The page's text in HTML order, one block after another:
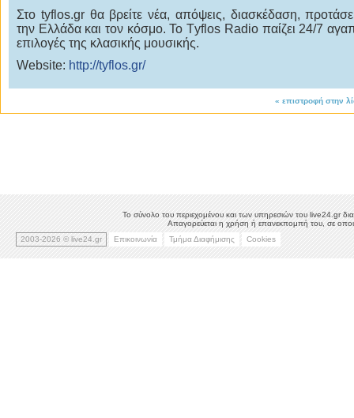
Στο tyflos.gr θα βρείτε νέα, απόψεις, διασκέδαση,
την Ελλάδα και τον κόσμο. Το Τyflos Radio παίζει 24/7
επιλογές της κλασικής μουσικής.
Website: http://tyflos.gr/
« επιστροφή στην
Το σύνολο του περιεχομένου και των υπηρεσιών του live24.gr
Απαγορεύεται η χρήση ή επανεκπομπή του, σε
2003-2026 © live24.gr
Επικοινωνία Τμήμα Διαφήμισης Cookies